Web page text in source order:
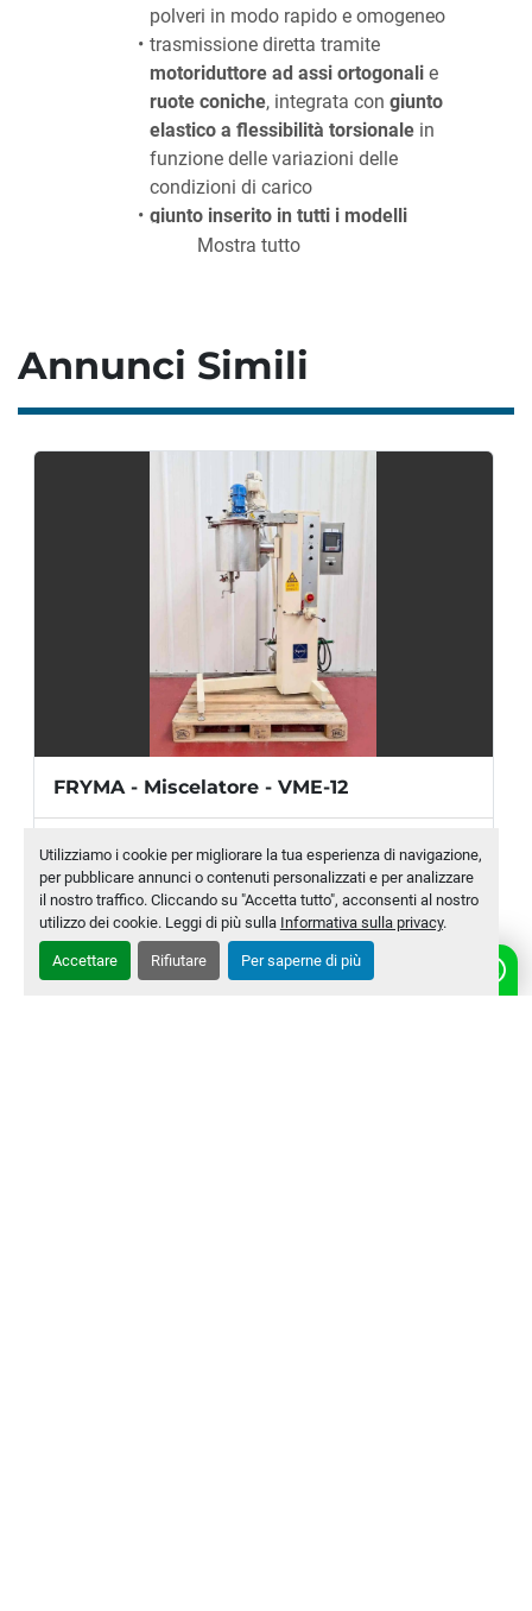
Utilizziamo i cookie per migliorare la tua esperienza di navigazione,
per pubblicare annunci o contenuti personalizzati e per analizzare
il nostro traffico. Cliccando su "Accetta tutto", acconsenti al nostro
utilizzo dei cookie. Leggi di più sulla Informativa sulla privacy.
Accettare Rifiutare Per saperne di più
polveri in modo rapido e omogeneo
trasmissione diretta tramite
motoriduttore ad assi ortogonali
ruote coniche, integrata con giunto
elastico a flessibilità torsionale in
funzione delle variazioni delle
condizioni di carico
giunto inserito in tutti i modelli
permette di attutire le vibrazioni e
stesse categorie
CARATTERISTICHE PRODUZIONE
Volume geometrico:
Volume utile: 340 lt (ca)
Carico max: 340 kg (ca)
Potenza indicativa: 3 kw
Lunghezza: 1870 mm (ca)
Altezza: 1150 mm (ca)
Profondità: 625 mm (ca)
Mostra tutto
Annunci Simili
FRYMA - Miscelatore - VME-12
Modello VME-12
Numero di magazzino MLTC-0011-WH